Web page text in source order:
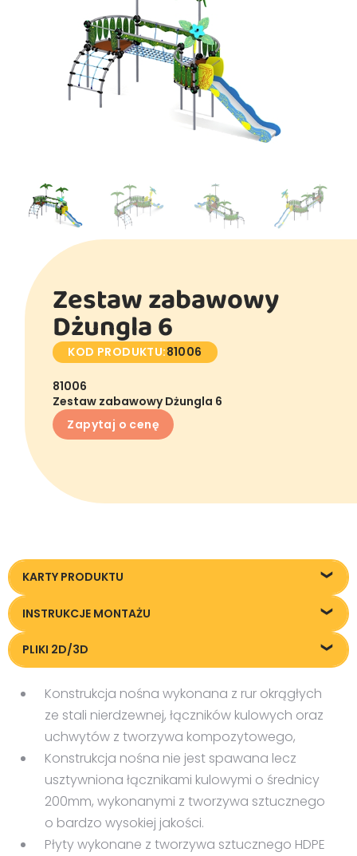
Zestaw zabawowy
Dżungla 6
KOD PRODUKTU:81006
81006
Zestaw zabawowy Dżungla 6
Zapytaj o cenę
KARTY PRODUKTU
Karta techniczna
INSTRUKCJE MONTAŻU
IM-81006.pdf
PLIKI 2D/3D
Pliki DXF/DWG 81006.dwg
Pliki FBX
Pliki OBJ
Konstrukcja nośna wykonana z rur okrągłych
ze stali nierdzewnej, łączników kulowych oraz
uchwytów z tworzywa kompozytowego,
Konstrukcja nośna nie jest spawana lecz
usztywniona łącznikami kulowymi o średnicy
200mm, wykonanymi z tworzywa sztucznego
o bardzo wysokiej jakości.
Płyty wykonane z tworzywa sztucznego HDPE